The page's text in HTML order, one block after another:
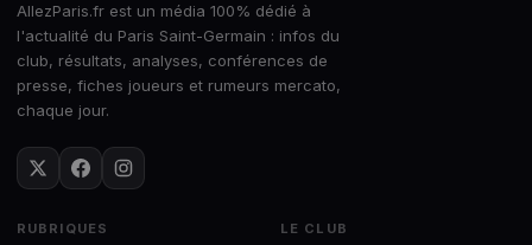
AllezParis.fr est un média 100% dédié à
l'actualité du Paris Saint-Germain : infos du
club, résultats, analyses, conférences de
presse, fiches joueurs et rumeurs mercato,
chaque jour.
RUBRIQUES LE CLUB